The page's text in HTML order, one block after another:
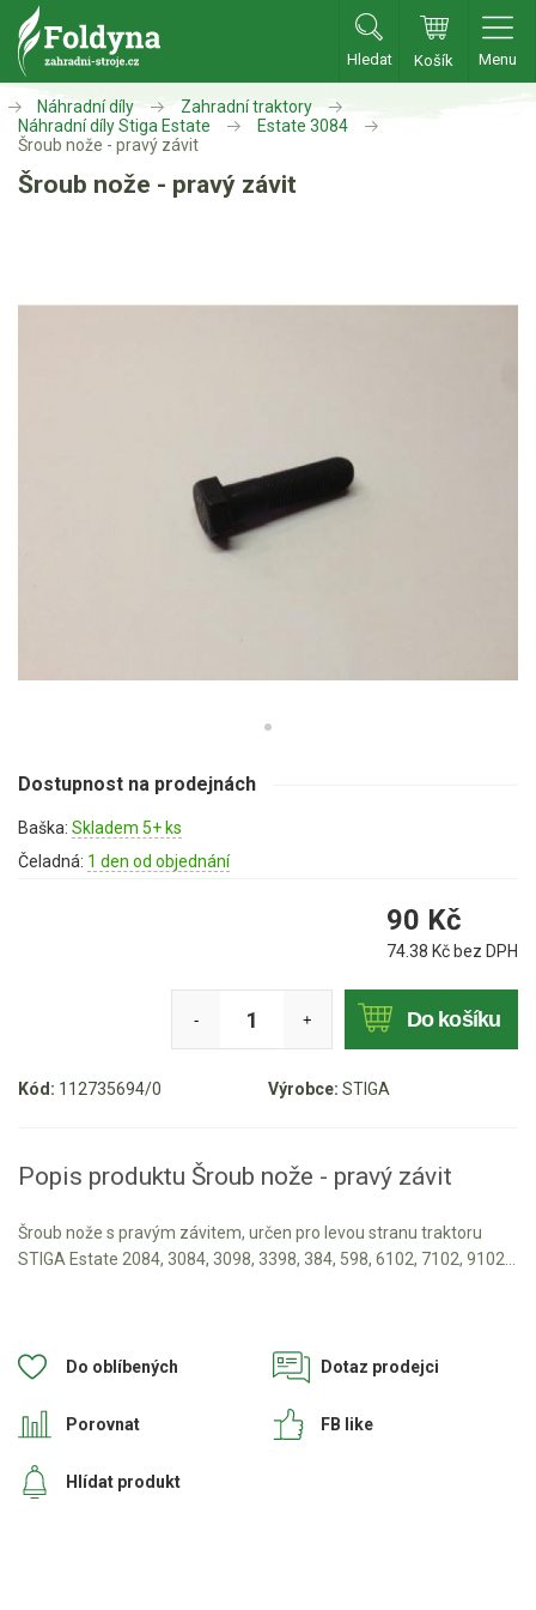
Hledat Košík Menu
Zahradní traktory
Zahradní traktory
Benzínové křovinořezy a vyžínače
Motorové pily
Benzínové pily
AKU zahradní technika
Aku sekačky
Aku STIHL
Aku AL-KO
VARI
VARI multifunkční nosiče
Náhradní díly
Zahradní traktory
Náhradní díly Stiga Estate
Estate 3084
Šroub nože - pravý závit
Šroub nože - pravý závit
Kód: 112735694/0 Výrobce: STIGA
Dostupnost na prodejnách
Baška: Skladem 5+ ks
Čeladná: 1 den od objednání
90 Kč
74.38 Kč bez DPH
- + Do košíku
Popis produktu Šroub nože - pravý závit
Šroub nože s pravým závitem, určen pro levou stranu traktoru
STIGA Estate 2084, 3084, 3098, 3398, 384, 598, 6102, 7102, 9102...
Do oblíbených
Porovnat
Dotaz prodejci
Hlídat produkt
FB like